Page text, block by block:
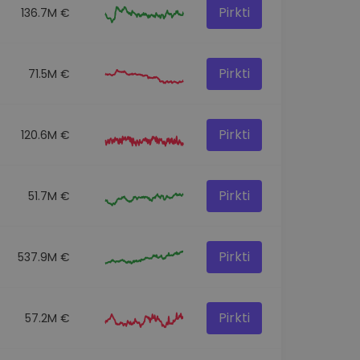
136.7M € Pirkti
71.5M € Pirkti
120.6M € Pirkti
51.7M € Pirkti
537.9M € Pirkti
57.2M € Pirkti